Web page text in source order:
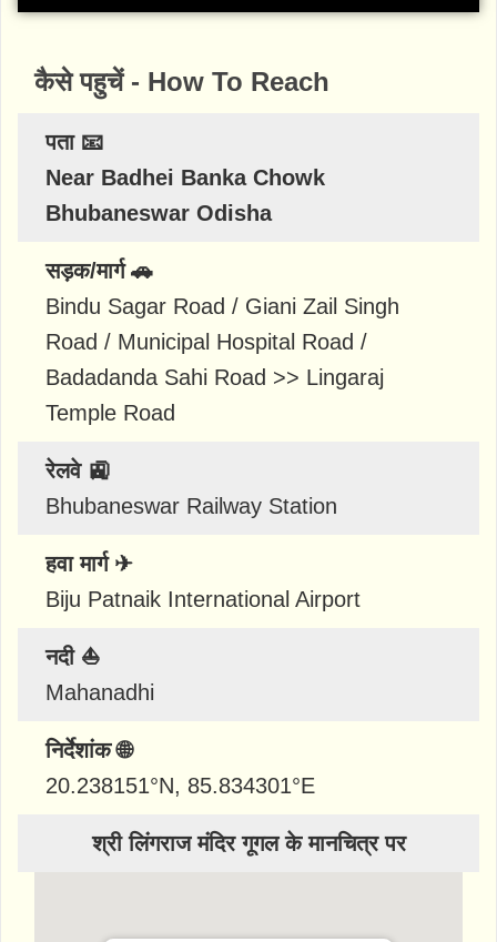
कैसे पहुचें - How To Reach
पता 📧
Near Badhei Banka Chowk
Bhubaneswar Odisha
सड़क/मार्ग 🚗
Bindu Sagar Road / Giani Zail Singh
Road / Municipal Hospital Road /
Badadanda Sahi Road >> Lingaraj
Temple Road
रेलवे 🚉
Bhubaneswar Railway Station
हवा मार्ग ✈
Biju Patnaik International Airport
नदी ⛵
Mahanadhi
निर्देशांक 🌐
20.238151°N, 85.834301°E
श्री लिंगराज मंदिर गूगल के मानचित्र पर